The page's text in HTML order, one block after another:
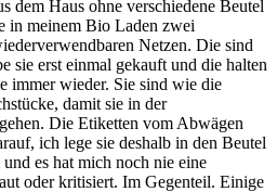
dem Haus ohne verschiedene Beutel
in meinem Bio Laden zwei
Netzen. Die sind
sie erst einmal gekauft und die halten
immer wieder. Sie sind wie die
damit sie in der
Die Etiketten vom Abwägen
ich lege sie deshalb in den Beutel
es hat mich noch nie eine
oder kritisiert. Im Gegenteil. Einige